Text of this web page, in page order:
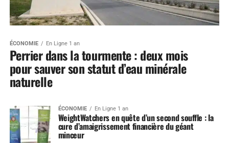
ÉCONOMIE En Ligne 1 an
Perrier dans la tourmente : deux mois
pour sauver son statut d’eau minérale
naturelle
ÉCONOMIE En Ligne 1 an
WeightWatchers en quête d’un second souffle : la
cure d’amaigrissement financière du géant
minceur